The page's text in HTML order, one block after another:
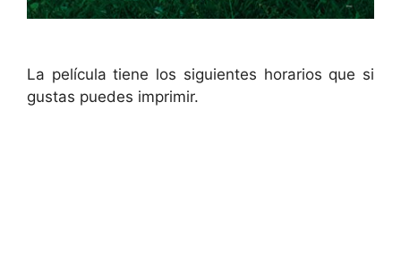
La película tiene los siguientes horarios que si
gustas puedes imprimir.